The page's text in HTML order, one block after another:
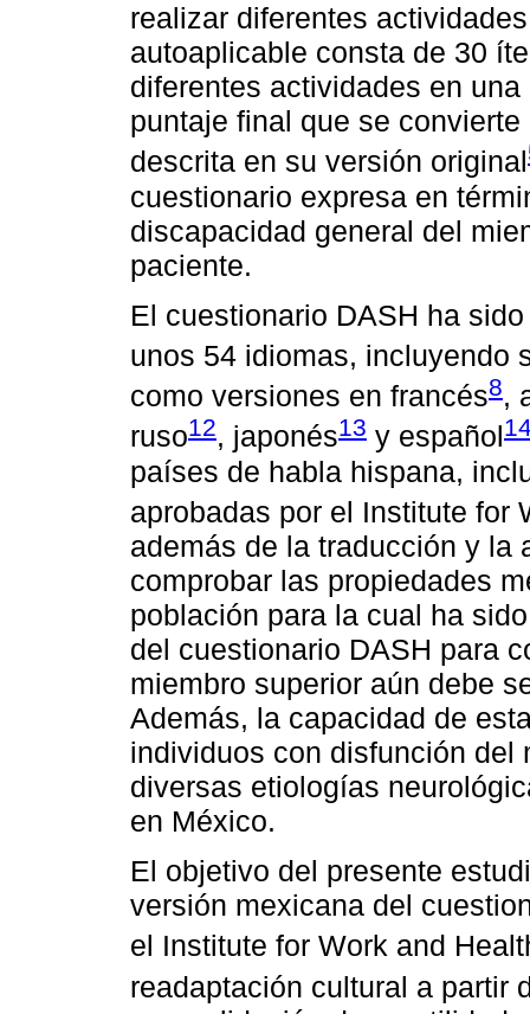
realizar diferentes
autoaplicable consta de 30
diferentes actividades en
puntaje final que se
descrita en su versión original
cuestionario expresa en
discapacidad general del
paciente.
El cuestionario DASH ha
unos 54 idiomas, incluyendo
como versiones en francés8,
ruso12, japonés13 y español
países de habla hispana,
aprobadas por el Institute for
además de la traducción y la
comprobar las propiedades
población para la cual ha
del cuestionario DASH para
miembro superior aún debe
Además, la capacidad de
individuos con disfunción del
diversas etiologías
en México.
El objetivo del presente
versión mexicana del
el Institute for Work and
readaptación cultural a partir